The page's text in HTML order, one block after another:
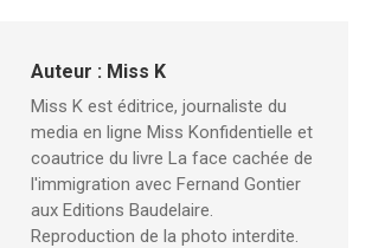
Auteur : Miss K
Miss K est éditrice, journaliste du
media en ligne Miss Konfidentielle et
coautrice du livre La face cachée de
l'immigration avec Fernand Gontier
aux Editions Baudelaire.
Reproduction de la photo interdite.